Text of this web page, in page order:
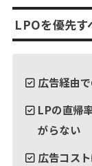
LPOを優先す
広告経由
LPの直帰
がらない
広告コス